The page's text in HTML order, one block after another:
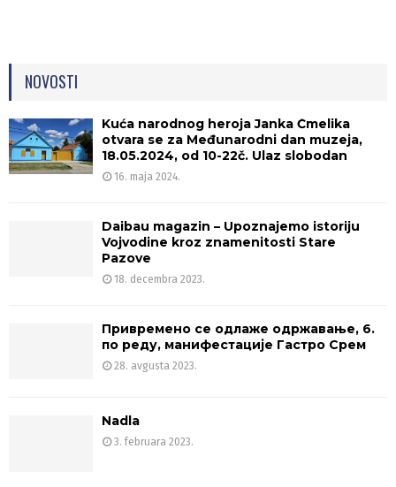
NOVOSTI
Kuća narodnog heroja Janka Čmelika
otvara se za Međunarodni dan muzeja,
18.05.2024, od 10-22č. Ulaz slobodan
16. maja 2024.
Daibau magazin – Upoznajemo istoriju
Vojvodine kroz znamenitosti Stare
Pazove
18. decembra 2023.
Привремено се одлаже одржавање, 6.
по реду, манифестације Гастро Срем
28. avgusta 2023.
Nadla
3. februara 2023.